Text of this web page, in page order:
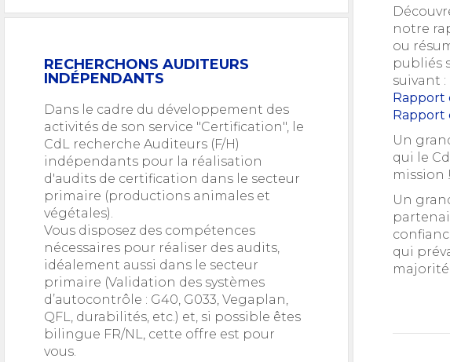
notre
ou
publiés
suivant :
Rapport
Rapport
Un
qui le
mission !
Un
qui
majorité
RECHERCHONS AUDITEURS
INDÉPENDANTS
Dans le cadre du développement des
activités de son service "Certification", le
CdL recherche Auditeurs (F/H)
indépendants pour la réalisation
d'audits de certification da ns le secteur
primaire (productions animales et
végétales).
Vous disposez des compétences
nécessaires pour réaliser des audits,
idéalement aussi dans le secteur
primaire (Validation des systèmes
d’autocontrôle : G40, G033, Vegaplan,
QFL, durabilités, etc.) et, si possible êtes
bilingue FR/NL, cette offre est pour
vous.